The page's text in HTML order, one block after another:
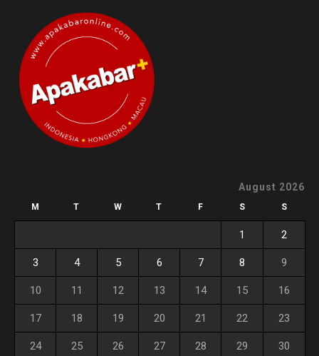
August 2026
M T W T F S S
1 2
3 4 5 6 7 8 9
10 11 12 13 14 15 16
17 18 19 20 21 22 23
24 25 26 27 28 29 30